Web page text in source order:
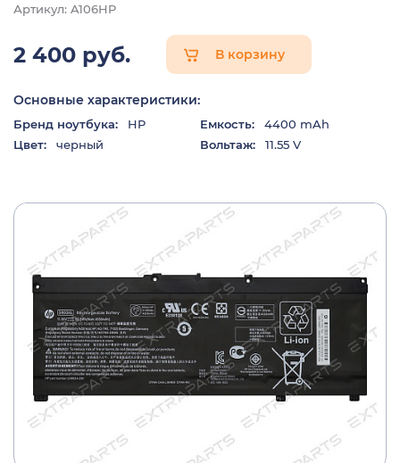
Артикул: A106HP
2 400 руб. В корзину
Основные характеристики:
Бренд ноутбука: HP Емкость:
4400 mAh
Цвет:
черный Вольтаж: 11.55 V